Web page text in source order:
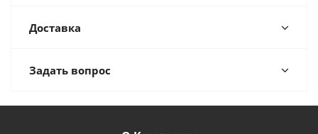
Доставка
Задать вопрос